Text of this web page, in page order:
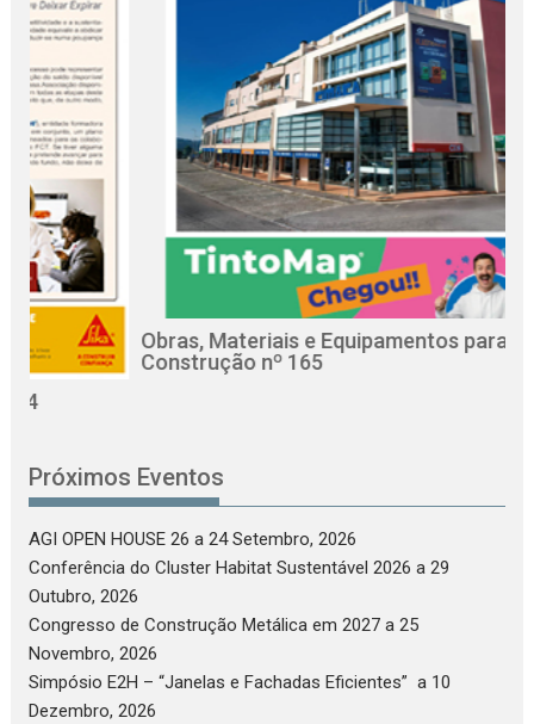
Obras, Materiais e Equipamentos para a
Construção nº 165
Próximos Eventos
AGI OPEN HOUSE 26 a 24 Setembro, 2026
Conferência do Cluster Habitat Sustentável 2026 a 29
Outubro, 2026
Congresso de Construção Metálica em 2027 a 25
Novembro, 2026
Simpósio E2H – “Janelas e Fachadas Eficientes” a 10
Dezembro, 2026